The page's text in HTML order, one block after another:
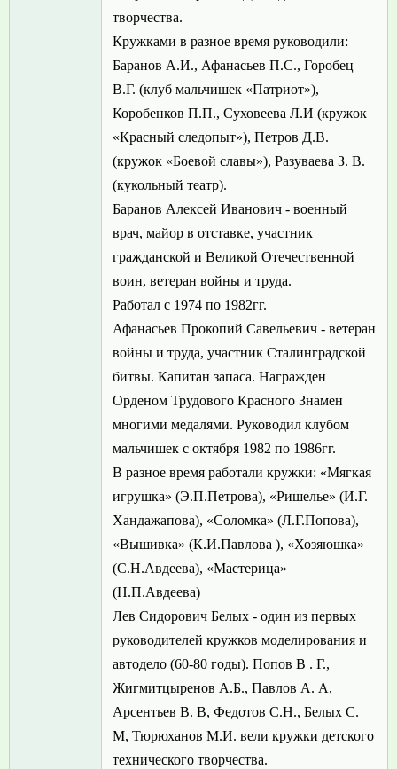
творчества.
Кружками в разное время руководили:
Баранов А.И., Афанасьев П.С., Горобец
В.Г. (клуб мальчишек «Патриот»),
Коробенков П.П., Суховеева Л.И (кружок
«Красный следопыт»), Петров Д.В.
(кружок «Боевой славы»), Разуваева З. В.
(кукольный театр).
Баранов Алексей Иванович - военный
врач, майор в отставке, участник
гражданской и Великой Отечественной
воин, ветеран войны и труда.
Работал с 1974 по 1982гг.
Афанасьев Прокопий Савельевич - ветеран
войны и труда, участник Сталинградской
битвы. Капитан запаса. Награжден
Орденом Трудового Красного Знамен
многими медалями. Руководил клубом
мальчишек с октября 1982 по 1986гг.
В разное время работали кружки: «Мягкая
игрушка» (Э.П.Петрова), «Ришелье» (И.Г.
Хандажапова), «Соломка» (Л.Г.Попова),
«Вышивка» (К.И.Павлова ), «Хозяюшка»
(С.Н.Авдеева), «Мастерица»
(Н.П.Авдеева)
Лев Сидорович Белых - один из первых
руководителей кружков моделирования и
автодело (60-80 годы). Попов В . Г.,
Жигмитцыренов А.Б., Павлов А. А,
Арсентьев В. В, Федотов С.Н., Белых С.
М, Тюрюханов М.И. вели кружки детского
технического творчества.